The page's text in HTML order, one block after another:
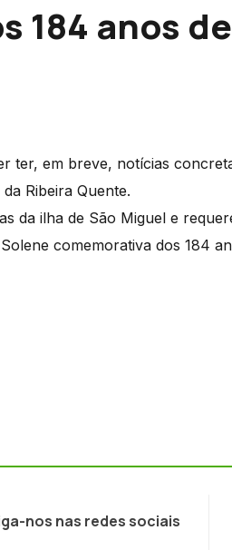
184 anos de
ter, em breve, notícias
Ribeira Quente.
da ilha de São Miguel e
comemorativa dos 184
nos nas redes sociais